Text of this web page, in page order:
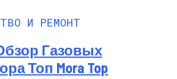
И РЕМОНТ
Газовых
Топ Mora Top